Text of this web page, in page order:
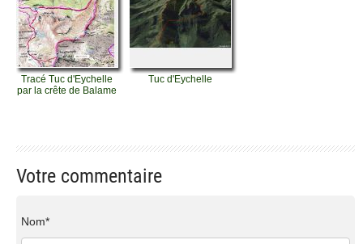
Tracé Tuc d'Eychelle
par la crête de Balame
Tuc d'Eychelle
Votre commentaire
Nom*